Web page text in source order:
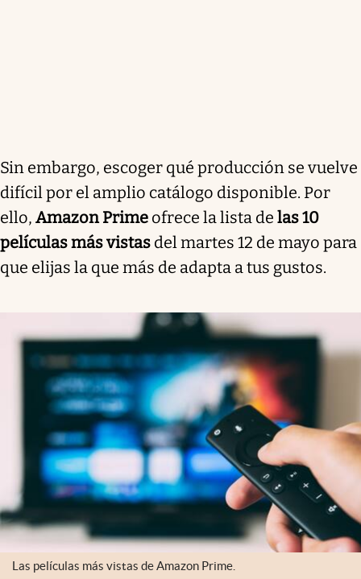
Sin embargo, escoger qué producción se vuelve
difícil por el amplio catálogo disponible. Por
ello, Amazon Prime ofrece la lista de las 10
películas más vistas del martes 12 de mayo para
que elijas la que más de adapta a tus gustos.
Las películas más vistas de Amazon Prime.